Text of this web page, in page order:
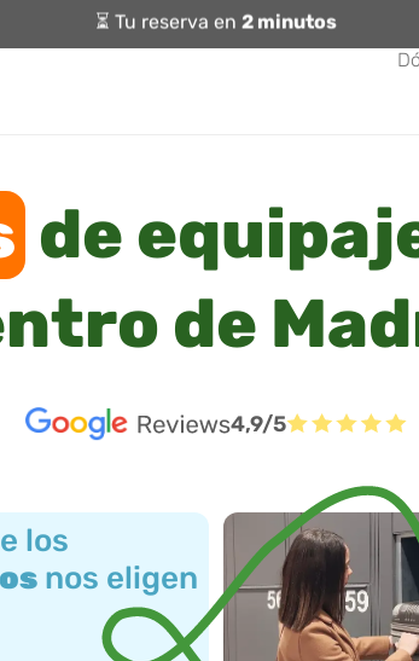
⏳ Tu reserva en 2 minutos
de
de
4,9/5
los
nos eligen